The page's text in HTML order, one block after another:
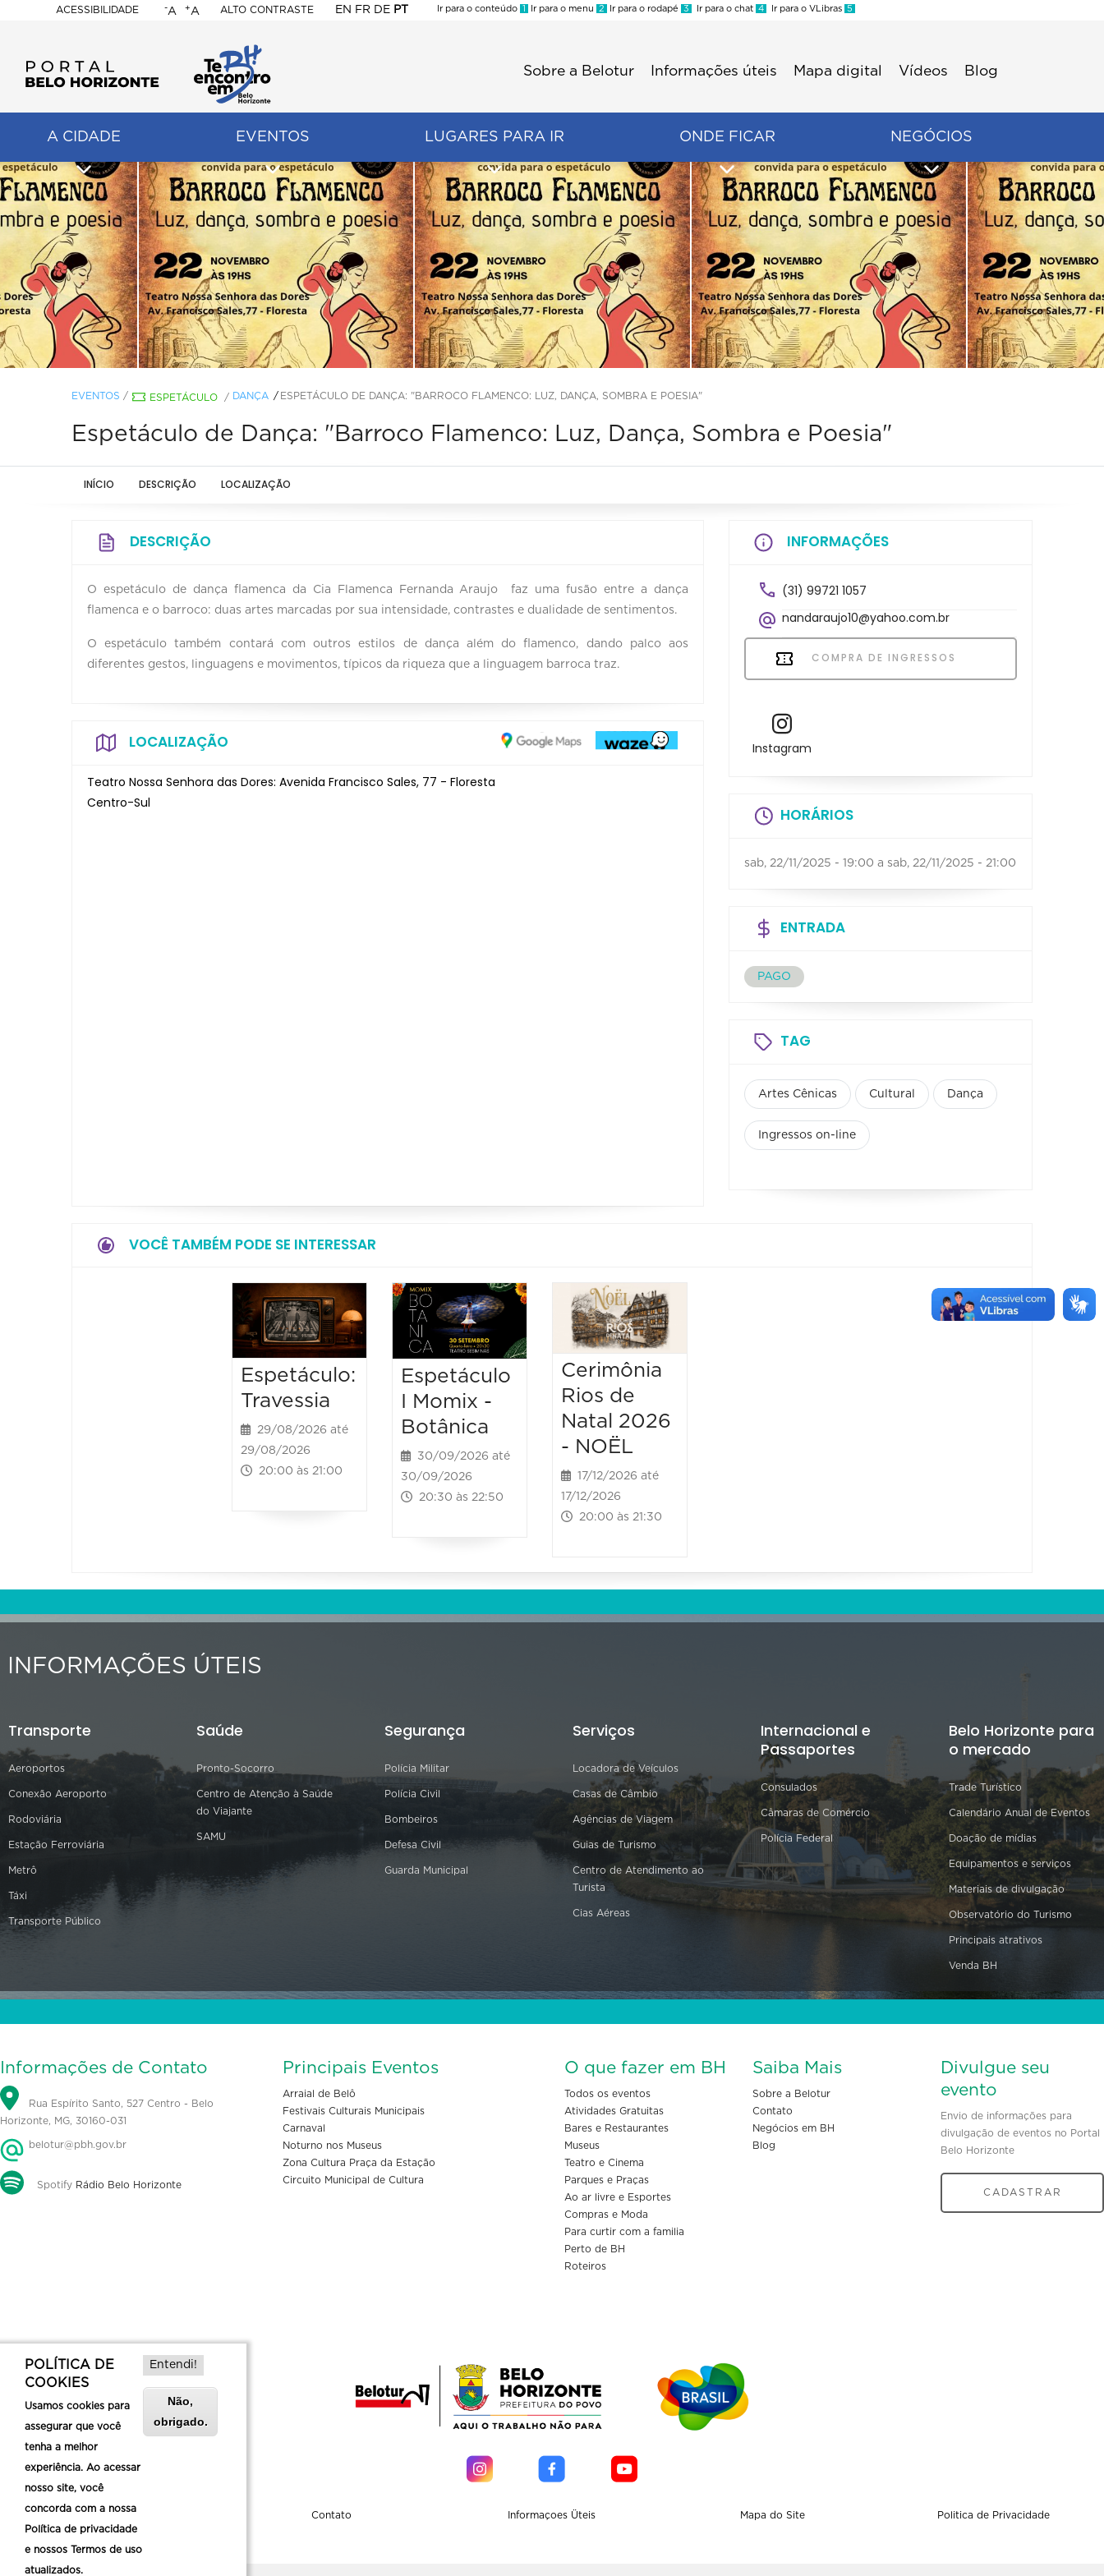
ACESSIBILIDADE
BELO
HORIZONTE
-A +A ALTO CONTRASTE EN FR DE PT
Ir para o conteúdo 1 Ir para o menu 2 Ir para o rodapé 3 Ir para o chat 4 Ir para o VLibras 5
Sobre a Belotur Informações úteis Mapa digital Vídeos Blog
A CIDADE EVENTOS LUGARES PARA IR ONDE FICAR NEGÓCIOS
EVENTOS / ESPETÁCULO / DANÇA ESPETÁCULO DE DANÇA: "BARROCO FLAMENCO: LUZ, DANÇA, SOMBRA E POESIA"
Espetáculo de Dança: "Barroco Flamenco: Luz, Dança, Sombra e Poesia"
INÍCIO DESCRIÇÃO LOCALIZAÇÃO
DESCRIÇÃO
O espetáculo de dança flamenca da Cia Flamenca Fernanda Araujo faz uma fusão entre a dança
flamenca e o barroco: duas artes marcadas por sua intensidade, contrastes e dualidade de sentimentos.
O espetáculo também contará com outros estilos de dança além do flamenco, dando palco aos
diferentes gestos, linguagens e movimentos, típicos da riqueza que a linguagem barroca traz.
LOCALIZAÇÃO
Teatro Nossa Senhora das Dores: Avenida Francisco Sales, 77 - Floresta
Centro-Sul
INFORMAÇÕES
(31) 99721 1057
nandaraujo10@yahoo.com.br
COMPRA DE INGRESSOS
Instagram
HORÁRIOS
sab, 22/11/2025 - 19:00 a sab, 22/11/2025 - 21:00
ENTRADA
PAGO
TAG
Artes Cênicas Cultural Dança
Ingressos on-line
VOCÊ TAMBÉM PODE SE INTERESSAR
Espetáculo:
Travessia
29/08/2026 até
29/08/2026
20:00 às 21:00
Espetáculo
I Momix -
Botânica
30/09/2026 até
30/09/2026
20:30 às 22:50
Cerimônia
Rios de
Natal 2026
- NOËL
17/12/2026 até
17/12/2026
20:00 às 21:30
INFORMAÇÕES ÚTEIS
Transporte
Aeroportos
Conexão Aeroporto
Rodoviária
Estação Ferroviária
Metrô
Táxi
Transporte Público
Saúde
Pronto-Socorro
Centro de Atenção à Saúde
do Viajante
SAMU
Segurança
Polícia Militar
Polícia Civil
Bombeiros
Defesa Civil
Guarda Municipal
Serviços
Locadora de Veículos
Casas de Câmbio
Agências de Viagem
Guias de Turismo
Centro de Atendimento ao
Turista
Cias Aéreas
Internacional e
Passaportes
Consulados
Câmaras de Comércio
Polícia Federal
Belo Horizonte para
o mercado
Trade Turístico
Calendário Anual de Eventos
Doação de mídias
Equipamentos e serviços
Materiais de divulgação
Observatório do Turismo
Principais atrativos
Venda BH
Informações de Contato
Rua Espírito Santo, 527 Centro - Belo
Horizonte, MG, 30160-031
belotur@pbh.gov.br
Spotify Rádio Belo Horizonte
Principais Eventos
Arraial de Belô
Festivais Culturais Municipais
Carnaval
Noturno nos Museus
Zona Cultura Praça da Estação
Circuito Municipal de Cultura
O que fazer em BH
Todos os eventos
Atividades Gratuitas
Bares e Restaurantes
Museus
Teatro e Cinema
Parques e Praças
Ao ar livre e Esportes
Compras e Moda
Para curtir com a familia
Perto de BH
Roteiros
Saiba Mais
Sobre a Belotur
Contato
Negócios em BH
Blog
Divulgue seu
evento
Envio de informações para
divulgação de eventos no Portal
Belo Horizonte
CADASTRAR
Sobre a Belotur Contato Informaçoes Üteis Mapa do Site Politica de Privacidade
POLÍTICA DE
COOKIES
Usamos cookies para
assegurar que você
tenha a melhor
experiência. Ao acessar
nosso site, você
concorda com a nossa
Política de privacidade
e nossos Termos de uso
atualizados.
Entendi!
Não,
obrigado.